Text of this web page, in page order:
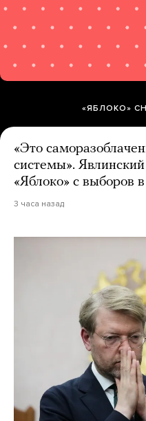
«ЯБЛОКО»
«Это
системы».
«Яблоко» с выборов
3 часа назад